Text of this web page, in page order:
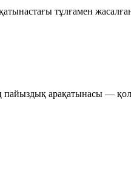
тұлғамен
пайыздық арақатынасы —